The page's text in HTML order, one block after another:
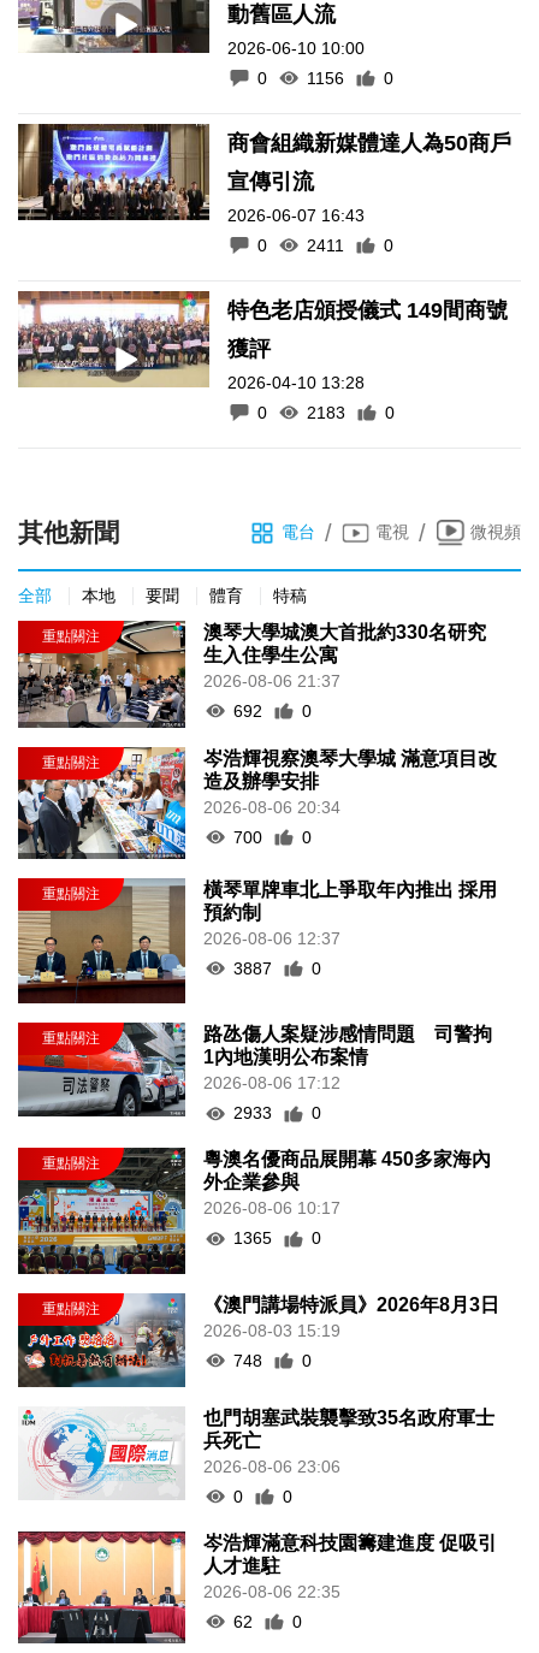
動舊區人流
2026-06-10 10:00
0
1156 0
商會組織新媒體達人為50商戶
宣傳引流
2026-06-07 16:43
0
2411 0
特色老店頒授儀式 149間商號
獲評
2026-04-10 13:28
0
2183 0
其他新聞 電台 / 電視 / 微視頻
全部 本地 要聞 體育 特稿
澳琴大學城澳大首批約330名研究
生入住學生公寓
2026-08-06 21:37
692
0
岑浩輝視察澳琴大學城 滿意項目改
造及辦學安排
2026-08-06 20:34
700
0
橫琴單牌車北上爭取年內推出 採用
預約制
2026-08-06 12:37
3887
0
路氹傷人案疑涉感情問題 司警拘
1內地漢明公布案情
2026-08-06 17:12
2933
0
粵澳名優商品展開幕 450多家海內
外企業參與
2026-08-06 10:17
1365
0
《澳門講場特派員》2026年8月3日
2026-08-03 15:19
748
0
也門胡塞武裝襲擊致35名政府軍士
兵死亡
2026-08-06 23:06
0
0
岑浩輝滿意科技園籌建進度 促吸引
人才進駐
2026-08-06 22:35
62
0